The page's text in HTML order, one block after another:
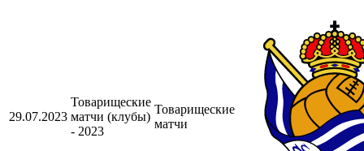
29.07.2023
Товарищеские
матчи (клубы)
- 2023
Товарищеские
матчи